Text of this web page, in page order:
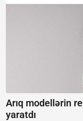
Arıq modellərin
yaratdı